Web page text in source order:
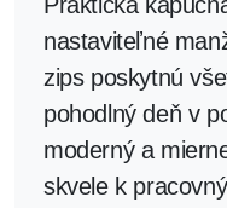
nastaviteľné
zips poskytnú
pohodlný deň v
moderný a
skvele k